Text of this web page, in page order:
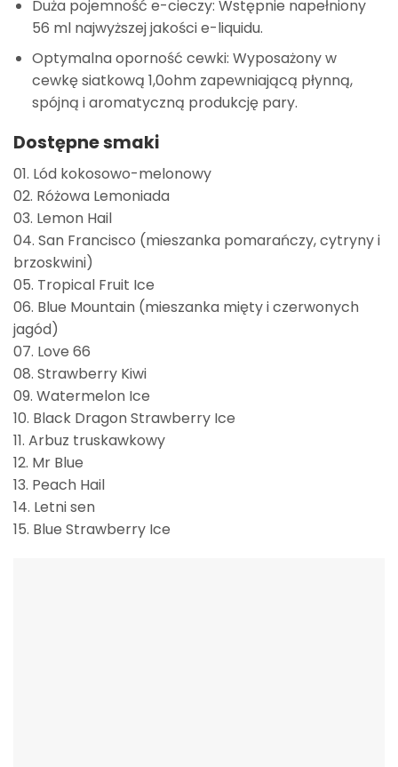
Duża pojemność e-cieczy: Wstępnie napełniony
56 ml najwyższej jakości e-liquidu.
Optymalna oporność cewki: Wyposażony w
cewkę siatkową 1,0ohm zapewniającą płynną,
spójną i aromatyczną produkcję pary.
Dostępne smaki
01. Lód kokosowo-melonowy
02. Różowa Lemoniada
03. Lemon Hail
04. San Francisco (mieszanka pomarańczy, cytryny i
brzoskwini)
05. Tropical Fruit Ice
06. Blue Mountain (mieszanka mięty i czerwonych
jagód)
07. Love 66
08. Strawberry Kiwi
09. Watermelon Ice
10. Black Dragon Strawberry Ice
11. Arbuz truskawkowy
12. Mr Blue
13. Peach Hail
14. Letni sen
15. Blue Strawberry Ice